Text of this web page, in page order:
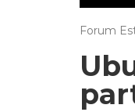
Forum